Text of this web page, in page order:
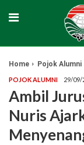
Home Pojok Alumni
POJOK ALUMNI 29/09/
Ambil
Nuris